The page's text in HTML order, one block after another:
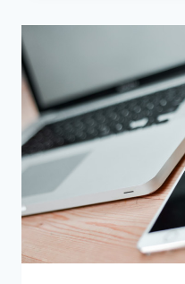
پیش
زمان”
نوشته
سرور
کسائیان